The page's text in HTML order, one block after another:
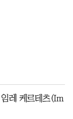
레 케르테츠(Im